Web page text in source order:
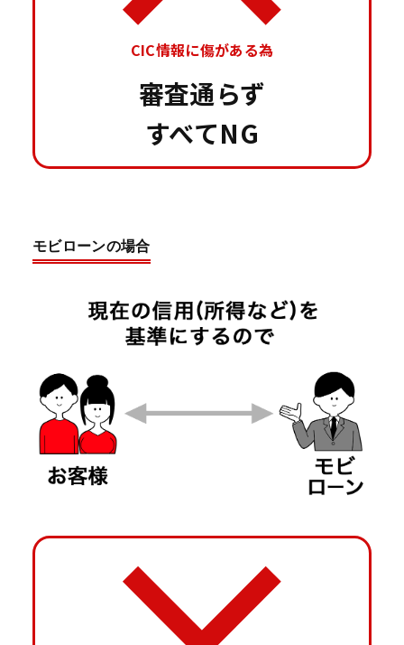
CIC情報に傷がある為
審査通らず
すべてNG
モビローンの場合